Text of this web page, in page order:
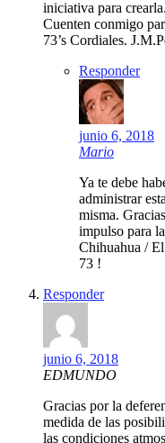
iniciativa para crearla.
Cuenten conmigo
73’s Cordiales.
Responder
junio 6, 2018
Mario
Ya te debe
administrar
misma.
impulso para
Chihuahua /
73 !
Responder
junio 6, 2018
EDMUNDO
Gracias por la
medida de las
las condiciones